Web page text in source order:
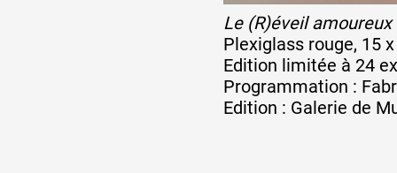
Le (R)éveil amoureux
Plexiglass rouge, 15
Edition limitée à 24
Programmation :
Edition : Galerie de